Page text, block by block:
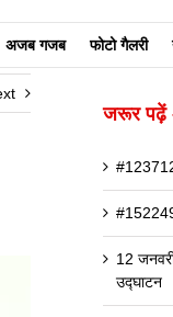
अजब गजब फोटो गैलरी
जरूर पढ़ें
12
उद्घाटन